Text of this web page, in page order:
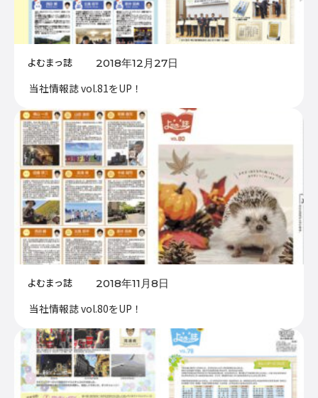
2018年12月27日
よむまっ誌
当社情報誌 vol.81をUP！
2018年11月8日
よむまっ誌
当社情報誌 vol.80をUP！